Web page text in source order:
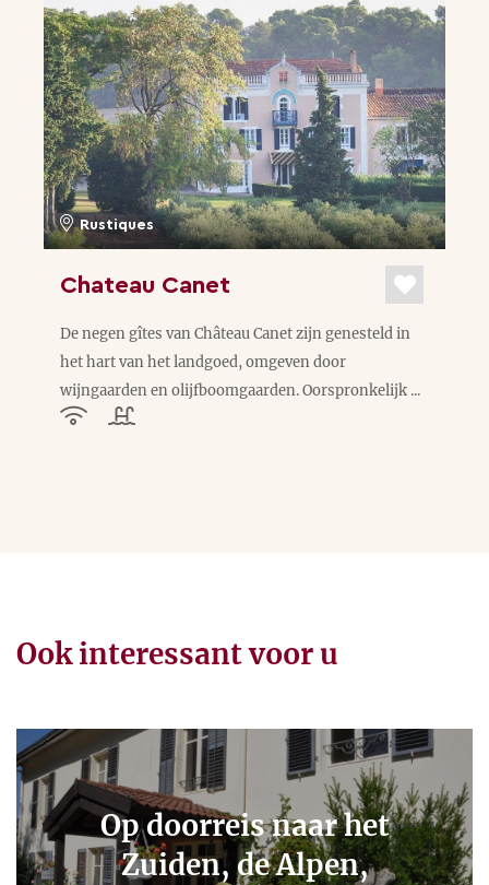
Rustiques
Chateau Canet
De negen gîtes van Château Canet zijn genesteld in
het hart van het landgoed, omgeven door
wijngaarden en olijfboomgaarden. Oorspronkelijk ...
Ook interessant voor u
Op doorreis naar het
Zuiden, de Alpen,